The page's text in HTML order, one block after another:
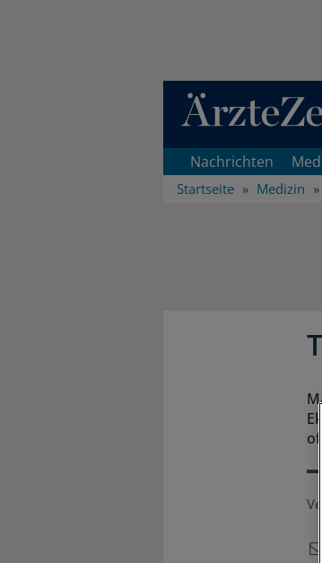
Direkt zum
Nachrichten
Startseite Medizin